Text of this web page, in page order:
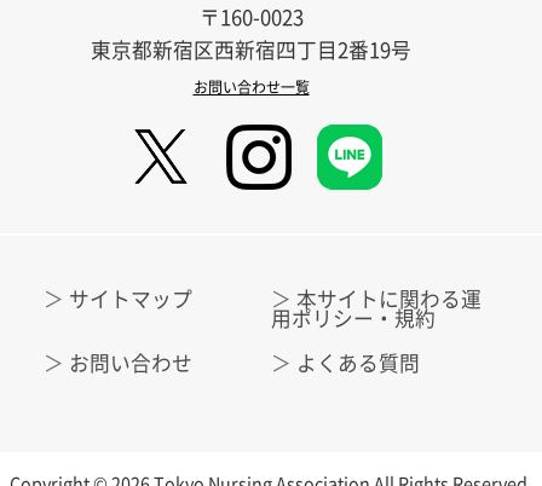
〒160-0023
東京都新宿区西新宿四丁目2番19号
お問い合わせ一覧
サイトマップ 本サイトに関わる運
用ポリシー・規約
お問い合わせ
よくある質問